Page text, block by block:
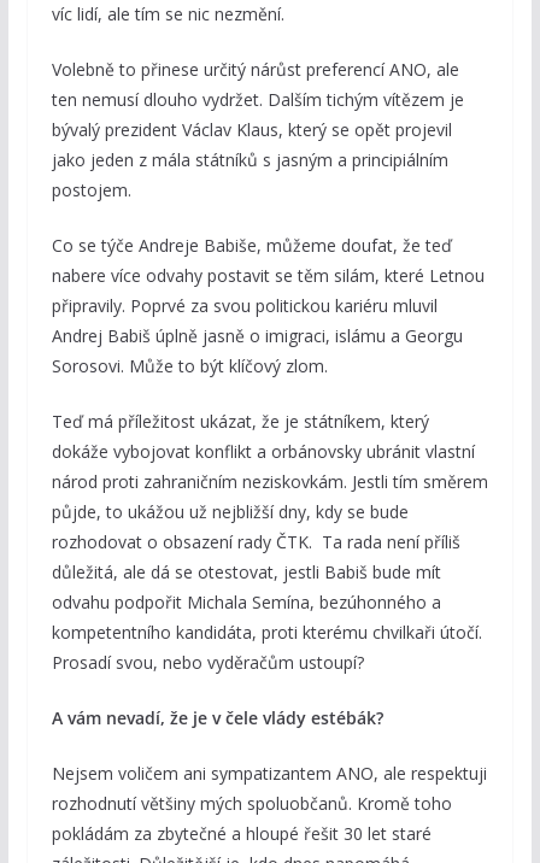
víc lidí, ale tím se nic nezmění.
Volebně to přinese určitý nárůst preferencí ANO, ale
ten nemusí dlouho vydržet. Dalším tichým vítězem je
bývalý prezident Václav Klaus, který se opět projevil
jako jeden z mála státníků s jasným a principiálním
postojem.
Co se týče Andreje Babiše, můžeme doufat, že teď
nabere více odvahy postavit se těm silám, které Letnou
připravily. Poprvé za svou politickou kariéru mluvil
Andrej Babiš úplně jasně o imigraci, islámu a Georgu
Sorosovi. Může to být klíčový zlom.
Teď má příležitost ukázat, že je státníkem, který
dokáže vybojovat konflikt a orbánovsky ubránit vlastní
národ proti zahraničním neziskovkám. Jestli tím směrem
půjde, to ukážou už nejbližší dny, kdy se bude
rozhodovat o obsazení rady ČTK. Ta rada není příliš
důležitá, ale dá se otestovat, jestli Babiš bude mít
odvahu podpořit Michala Semína, bezúhonného a
kompetentního kandidáta, proti kterému chvilkaři útočí.
Prosadí svou, nebo vyděračům ustoupí?
A vám nevadí, že je v čele vlády estébák?
Nejsem voličem ani sympatizantem ANO, ale respektuji
rozhodnutí většiny mých spoluobčanů. Kromě toho
pokládám za zbytečné a hloupé řešit 30 let staré